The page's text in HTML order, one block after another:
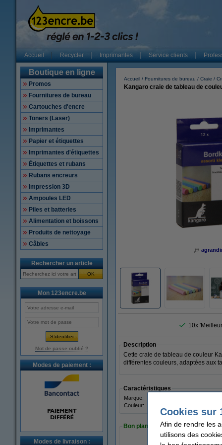
Accueil Recycler Imprimantes Service clients
Boutique en ligne
Promos
Fournitures de bureau
Cartouches d'encre
Toners (Laser)
Imprimantes
Papier et étiquettes
Imprimantes d'étiquettes
Étiquettes et rubans
Rubans encreurs
Impression 3D
Ampoules LED
Piles et batteries
Alimentation et boissons
Produits de nettoyage
Câbles
Rechercher un article
OK
Mon 123encre.be
Mot de passe oublié ?
Modes de paiement :
Modes de livraison :
Accueil Fournitures de bureau Craie
Kangaro craie de tableau de
10x
Description
Cette craie de tableau de couleur
différentes couleurs, adaptées aux
Caractéristiques
Marque:
Couleur:
Bon plan : commandez également
Cookies sur
Afin de rendre les
utilisons des